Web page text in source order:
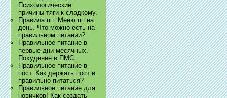
Психологические
причины тяги к сладкому.
Правила пп. Меню пп на
день. Что можно есть на
правильном питании?
Правильное питание в
первые дни месячных.
Похудение в ПМС.
Правильное питание в
пост. Как держать пост и
правильно питаться?
Правильное питание для
новичков! Как создать